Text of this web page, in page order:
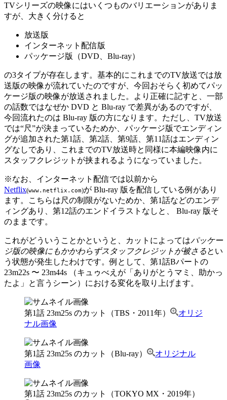
TVシリーズの映像にはいくつものバリエーションがありま
すが、大きく分けると
放送版
インターネット配信版
パッケージ版（DVD、Blu-ray）
の3タイプが存在します。基本的にこれまでのTV放送では放
送版の映像が流れていたのですが、今回おそらく初めてパッ
ケージ版の映像が放送されました。より正確に記すと、一部
の話数ではなぜか DVD と Blu-ray で差異があるのですが、
今回流れたのは Blu-ray 版の方になります。ただし、TV放送
では“尺”が決まっているためか、パッケージ版でエンディン
グが追加された第1話、第2話、第9話、第11話はエンディン
グなしであり、これまでのTV放送時と同様に本編映像内に
スタッフクレジットが挟まれるようになっていました。
※なお、インターネット配信では以前から
Netflix(www.netflix.com)が Blu-ray 版を配信している例があり
ます。こちらは尺の制限がないためか、第1話などのエンデ
ィングあり、第12話のエンドイラストなしと、 Blu-ray 版そ
のままです。
これがどういうことかというと、カットによってはパッケー
ジ版の映像にもかかわらずスタッフクレジットが被さるとい
う状態が発生したわけです。例として、第1話Bパートの
23m22s 〜 23m44s （キュゥべえが「ありがとうマミ、助かっ
たよ」と言うシーン）における変化を取り上げます。
第1話 23m25s のカット（TBS・2011年）
オリジ
ナル画像
第1話 23m25s のカット（Blu-ray）
オリジナル
画像
第1話 23m25s のカット（TOKYO MX・2019年）